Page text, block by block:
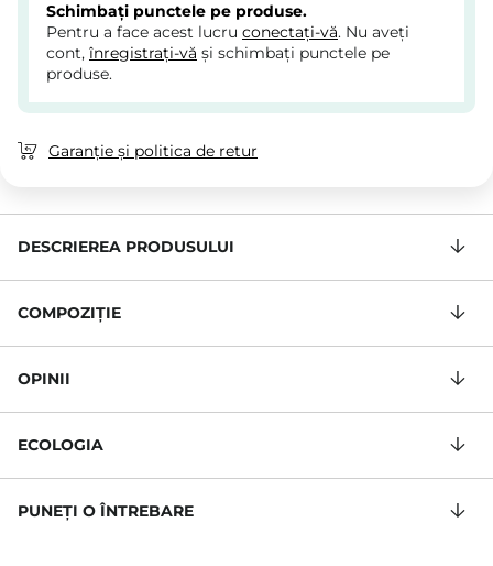
Schimbați punctele pe produse.
Pentru a face acest lucru conectați-vă. Nu aveți
cont, înregistrați-vă și schimbați punctele pe
produse.
Garanție și politica de retur
DESCRIEREA PRODUSULUI
COMPOZIŢIE
OPINII
ECOLOGIA
PUNEȚI O ÎNTREBARE